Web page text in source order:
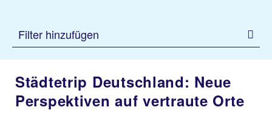
Filter hinzufügen
Städtetrip Deutschland: Neue
Perspektiven auf vertraute Orte